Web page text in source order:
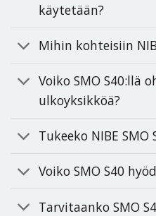
käytetään?
Mihin kohteisiin
Voiko SMO S40:llä
ulkoyksikköä?
Tukeeko NIBE
Voiko SMO S40
Tarvitaanko SMO